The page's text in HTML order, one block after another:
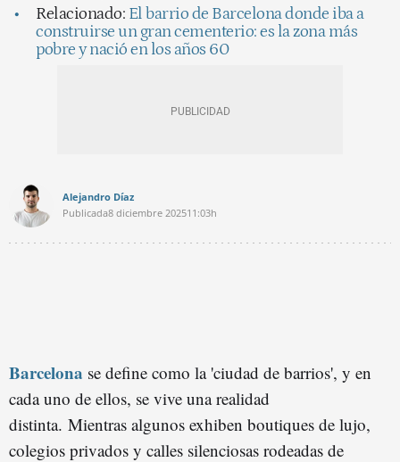
Relacionado: El barrio de Barcelona donde iba a
construirse un gran cementerio: es la zona más
pobre y nació en los años 60
Alejandro Díaz
Publicada8 diciembre 202511:03h
Barcelona se define como la 'ciudad de barrios', y en
cada uno de ellos, se vive una realidad
distinta. Mientras algunos exhiben boutiques de lujo,
colegios privados y calles silenciosas rodeadas de